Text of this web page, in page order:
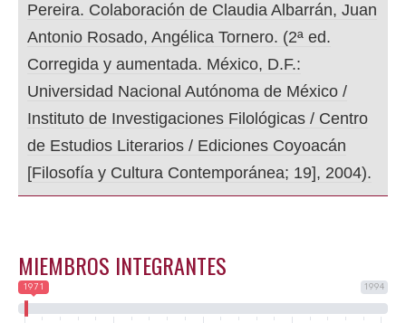
Pereira. Colaboración de Claudia Albarrán, Juan
Antonio Rosado, Angélica Tornero. (2ª ed.
Corregida y aumentada. México, D.F.:
Universidad Nacional Autónoma de México /
Instituto de Investigaciones Filológicas / Centro
de Estudios Literarios / Ediciones Coyoacán
[Filosofía y Cultura Contemporánea; 19], 2004).
MIEMBROS INTEGRANTES
1994
1971